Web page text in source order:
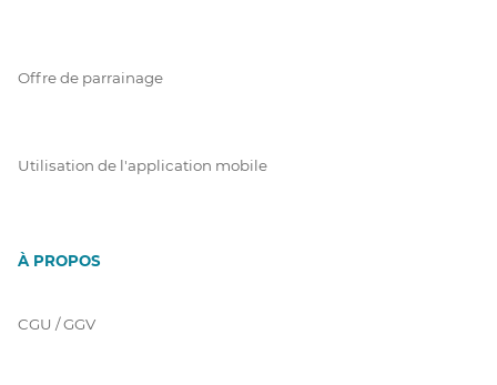
Offre de parrainage
Utilisation de l'application mobile
À PROPOS
CGU / GGV